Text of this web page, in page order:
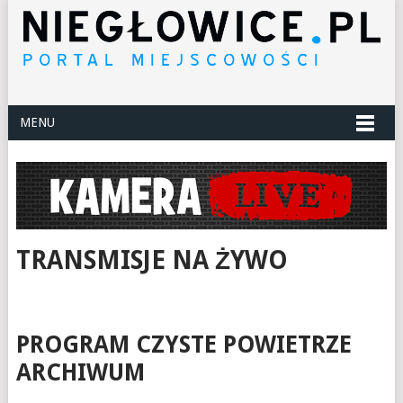
MENU
TRANSMISJE NA ŻYWO
PROGRAM CZYSTE POWIETRZE
ARCHIWUM